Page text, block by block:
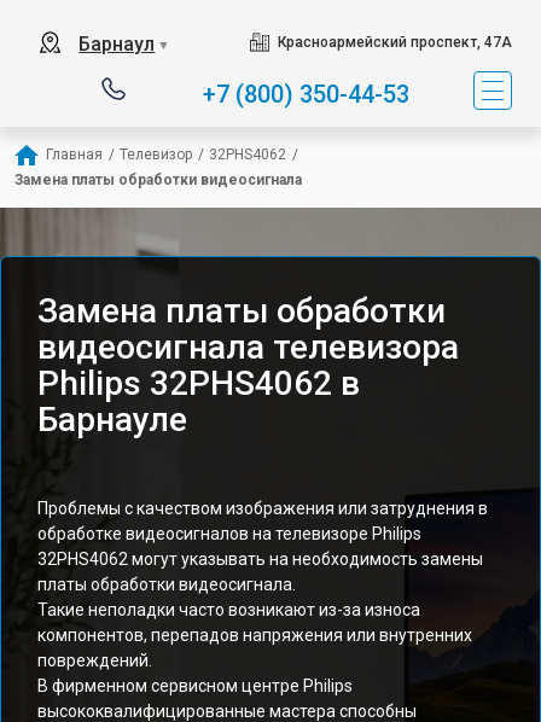
Барнаул ▼ Красноармейский проспект, 47А
+7 (800) 350-44-53
Главная / Телевизор / 32PHS4062 /
Замена платы обработки видеосигнала
Замена платы обработки
видеосигнала телевизора
Philips 32PHS4062 в
Барнауле
Проблемы с качеством изображения или затруднения в
обработке видеосигналов на телевизоре Philips
32PHS4062 могут указывать на необходимость замены
платы обработки видеосигнала.
Такие неполадки часто возникают из-за износа
компонентов, перепадов напряжения или внутренних
повреждений.
В фирменном сервисном центре Philips
высококвалифицированные мастера способны